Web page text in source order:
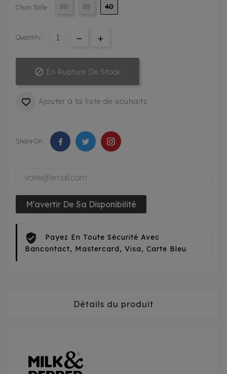
Choix Taille : 30 35 40
Quantity :
 En Rupture De Stock
 Ajouter à la liste de souhaits
Share On :
M'avertir De Sa Disponibilité
Payez En Toute Sécurité Avec
Bancontact, Mastercard, Visa, Carte Bleu
Détails du produit